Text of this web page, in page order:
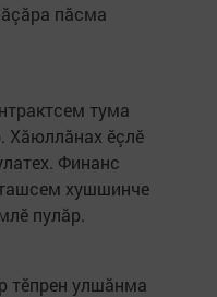
пăсма
тума
Хăюллăнах ӗçлӗ
Финанс
хушшинче
пулăр.
тӗпрен улшăнма